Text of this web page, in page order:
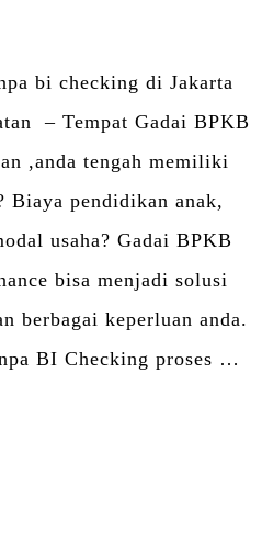
bi checking di Jakarta
– Tempat Gadai BPKB
,anda tengah memiliki
Biaya pendidikan anak,
usaha? Gadai BPKB
bisa menjadi solusi
berbagai keperluan anda.
BI Checking proses …